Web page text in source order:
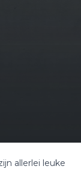
allerlei leuke